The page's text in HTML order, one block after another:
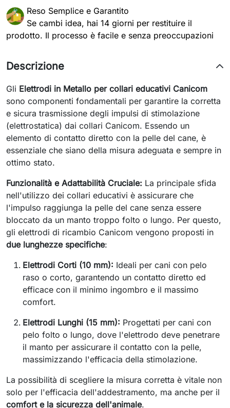
Reso Semplice e Garantito
Se cambi idea, hai 14 giorni per restituire il
prodotto. Il processo è facile e senza preoccupazioni
Descrizione
Gli Elettrodi in Metallo per collari educativi Canicom
sono componenti fondamentali per garantire la corretta
e sicura trasmissione degli impulsi di stimolazione
(elettrostatica) dai collari Canicom. Essendo un
elemento di contatto diretto con la pelle del cane, è
essenziale che siano della misura adeguata e sempre in
ottimo stato.
Funzionalità e Adattabilità Cruciale: La principale sfida
nell'utilizzo dei collari educativi è assicurare che
l'impulso raggiunga la pelle del cane senza essere
bloccato da un manto troppo folto o lungo. Per questo,
gli elettrodi di ricambio Canicom vengono proposti in
due lunghezze specifiche:
Elettrodi Corti (10 mm): Ideali per cani con pelo
raso o corto, garantendo un contatto diretto ed
efficace con il minimo ingombro e il massimo
comfort.
Elettrodi Lunghi (15 mm): Progettati per cani con
pelo folto o lungo, dove l'elettrodo deve penetrare
il manto per assicurare il contatto con la pelle,
massimizzando l'efficacia della stimolazione.
La possibilità di scegliere la misura corretta è vitale non
solo per l'efficacia dell'addestramento, ma anche per il
comfort e la sicurezza dell'animale.